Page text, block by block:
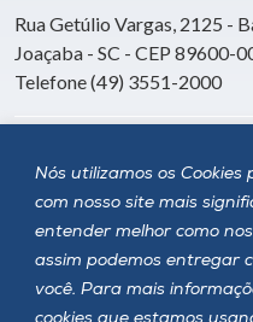
Nós utilizamos os
com nosso site mais
entender melhor como
assim podemos entregar
você. Para mais
cookies que estamos
Rua Getúlio Vargas, 2125 -
Joaçaba - SC - CEP 89600-
Telefone (49) 3551-2000
Siga a Unoesc